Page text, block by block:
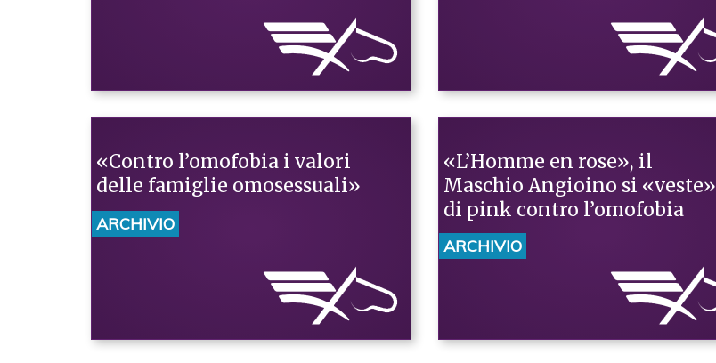
«Contro l’omofobia i valori
delle famiglie omosessuali»
ARCHIVIO
«L’Homme en rose», il
Maschio Angioino si «veste»
di pink contro l’omofobia
ARCHIVIO